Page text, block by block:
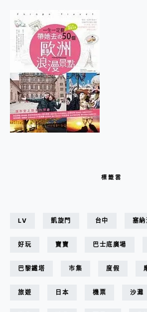
標籤雲
LV 凱旋門 台中 塞納
好玩 寶寶 巴士底廣場
巴黎鐵塔 市集 度假
旅遊 日本 機票 沙灘